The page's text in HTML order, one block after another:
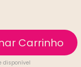
disponível